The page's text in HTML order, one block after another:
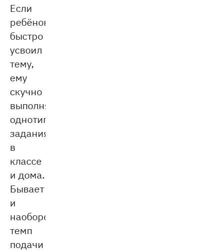
Если
ребёнок
быстро
усвоил
тему,
ему
скучно
выполнять
однотипные
задания
в
классе
и дома.
Бывает
и
наоборот:
темп
подачи